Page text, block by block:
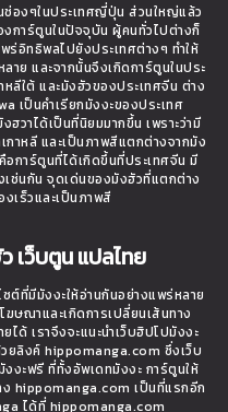
องๆในประเทศญี่ปุ่น ส่วนใหญ่แล้ว
งการ์ตูนในปัจจุบัน ผู้คนทั่วไปต่างก็
ร่อิทธิพลไปยังประเทศต่างๆ ทำให้
าย และจากนั้นจึงเกิดการ์ตูนในประ
ลีใต้ และมังฮัวของประเทศจีน ต่าง
เป็นคำเรียกมังงะของประเทศ
ฮวาได้เป็นที่นิยมมากขึ้น เพราะว่ามี
กาหลี และเป็นภาพสีแตกต่างจากมัง
คือการ์ตูนที่ได้เกิดขึ้นที่ประเทศจีน มี
เช่นกัน จุดเด่นของมังฮัวที่แตกต่าง
งเร็วและเป็นภาพสี
เว็บตูน แปลไทย
ต์ที่มีมังงะให้อ่านกันอย่างแพร่หลาย
ษณาและเกิดการเปลี่ยนเส้นทาง
ด้ เราจึงจะแนะนำเว็บฮิปโปมังงะ
ยลิงค์ hippomanga.com ซึ่งเว็บ
งะฟรี ที่ทั้งอัพเดทมังงะ การ์ตูนให้
hippomanga.com เป็นที่แรกอีก
ได้ที่ hippomanga.com